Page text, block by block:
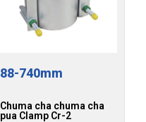
88-740mm
Chuma cha chuma cha
pua Clamp Cr-2